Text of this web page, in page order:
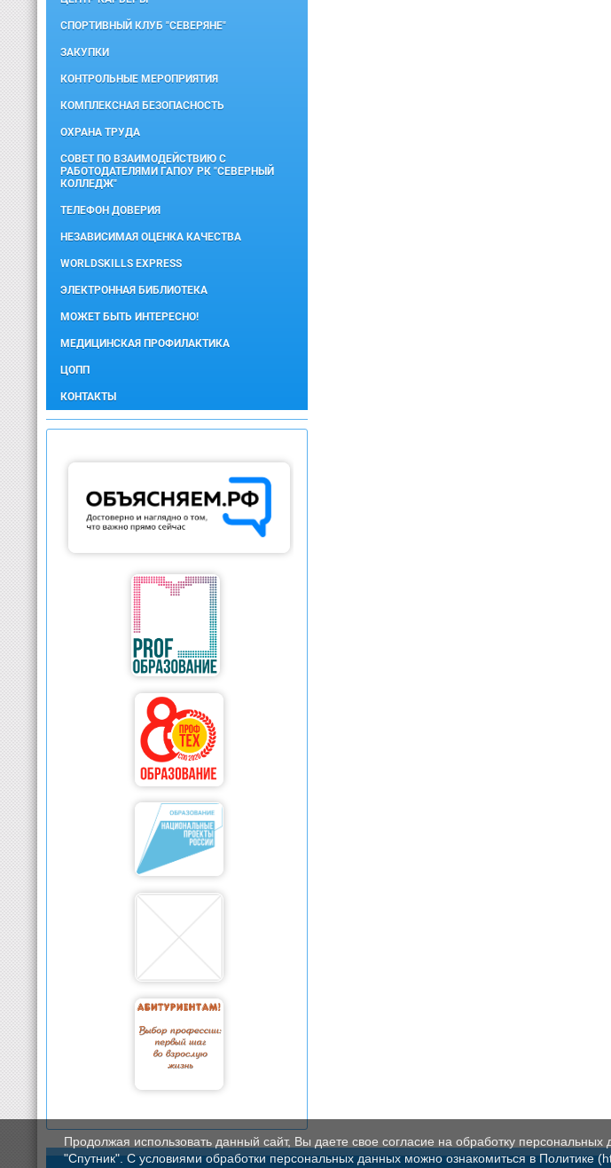
СПОРТИВНЫЙ КЛУБ "СЕВЕРЯНЕ"
ЗАКУПКИ
КОНТРОЛЬНЫЕ МЕРОПРИЯТИЯ
КОМПЛЕКСНАЯ БЕЗОПАСНОСТЬ
ОХРАНА ТРУДА
СОВЕТ ПО ВЗАИМОДЕЙСТВИЮ С
РАБОТОДАТЕЛЯМИ ГАПОУ РК "СЕВЕРНЫЙ
КОЛЛЕДЖ"
ТЕЛЕФОН ДОВЕРИЯ
НЕЗАВИСИМАЯ ОЦЕНКА КАЧЕСТВА
WORLDSKILLS EXPRESS
ЭЛЕКТРОННАЯ БИБЛИОТЕКА
МОЖЕТ БЫТЬ ИНТЕРЕСНО!
МЕДИЦИНСКАЯ ПРОФИЛАКТИКА
ЦОПП
КОНТАКТЫ
Продолжая использовать данный сайт, Вы даете свое согласие на обработку
"Спутник". С условиями обработки персональных данных можно ознакомиться в Политике